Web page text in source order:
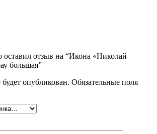
оставил отзыв на “Икона «Николай
большая”
опубликован. Обязательные поля